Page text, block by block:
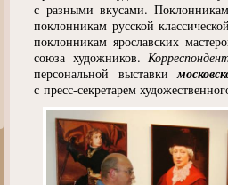
с разными вкусами.
поклонникам русской
поклонникам ярославских
союза художников.
персональной выставки
с пресс-секретарем